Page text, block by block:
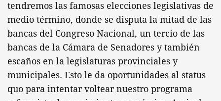
tendremos las famosas elecciones legislativas de
medio término, donde se disputa la mitad de las
bancas del Congreso Nacional, un tercio de las
bancas de la Cámara de Senadores y también
escaños en la legislaturas provinciales y
municipales. Esto le da oportunidades al status
quo para intentar voltear nuestro programa